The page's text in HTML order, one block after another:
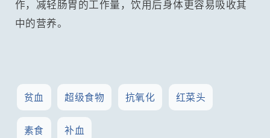
作，减轻肠胃的工作量，饮用后身体更容易吸收其
中的营养。
贫血 超级食物 抗氧化 红菜头
素食 补血